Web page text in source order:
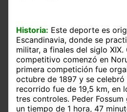
Historia: Este deporte es
Escandinavia, donde se
militar, a finales del siglo
competitivo comenzó en
primera competición fue
octubre de 1897 y se celebró
recorrido fue de 19,5 km, en
tres controles. Peder
un tiempo de 1 hora, 47